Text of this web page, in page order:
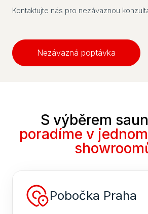
Kontaktujte nás pro nezávaznou
Nezávazná poptávka
S výběrem
poradíme v
Pobočka Praha